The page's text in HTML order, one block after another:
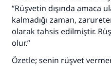
“Rüşvetin dışında amaca
kalmadığı zaman,
olarak tahsis edilmiştir.
olur.”
Özetle; senin rüşvet